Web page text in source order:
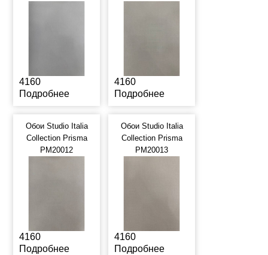
4160
Подробнее
4160
Подробнее
Обои Studio Italia
Collection Prisma
PM20012
4160
Подробнее
Обои Studio Italia
Collection Prisma
PM20013
4160
Подробнее